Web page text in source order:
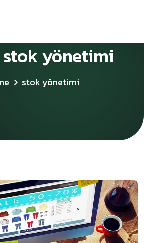
stok yönetimi
stok yönetimi